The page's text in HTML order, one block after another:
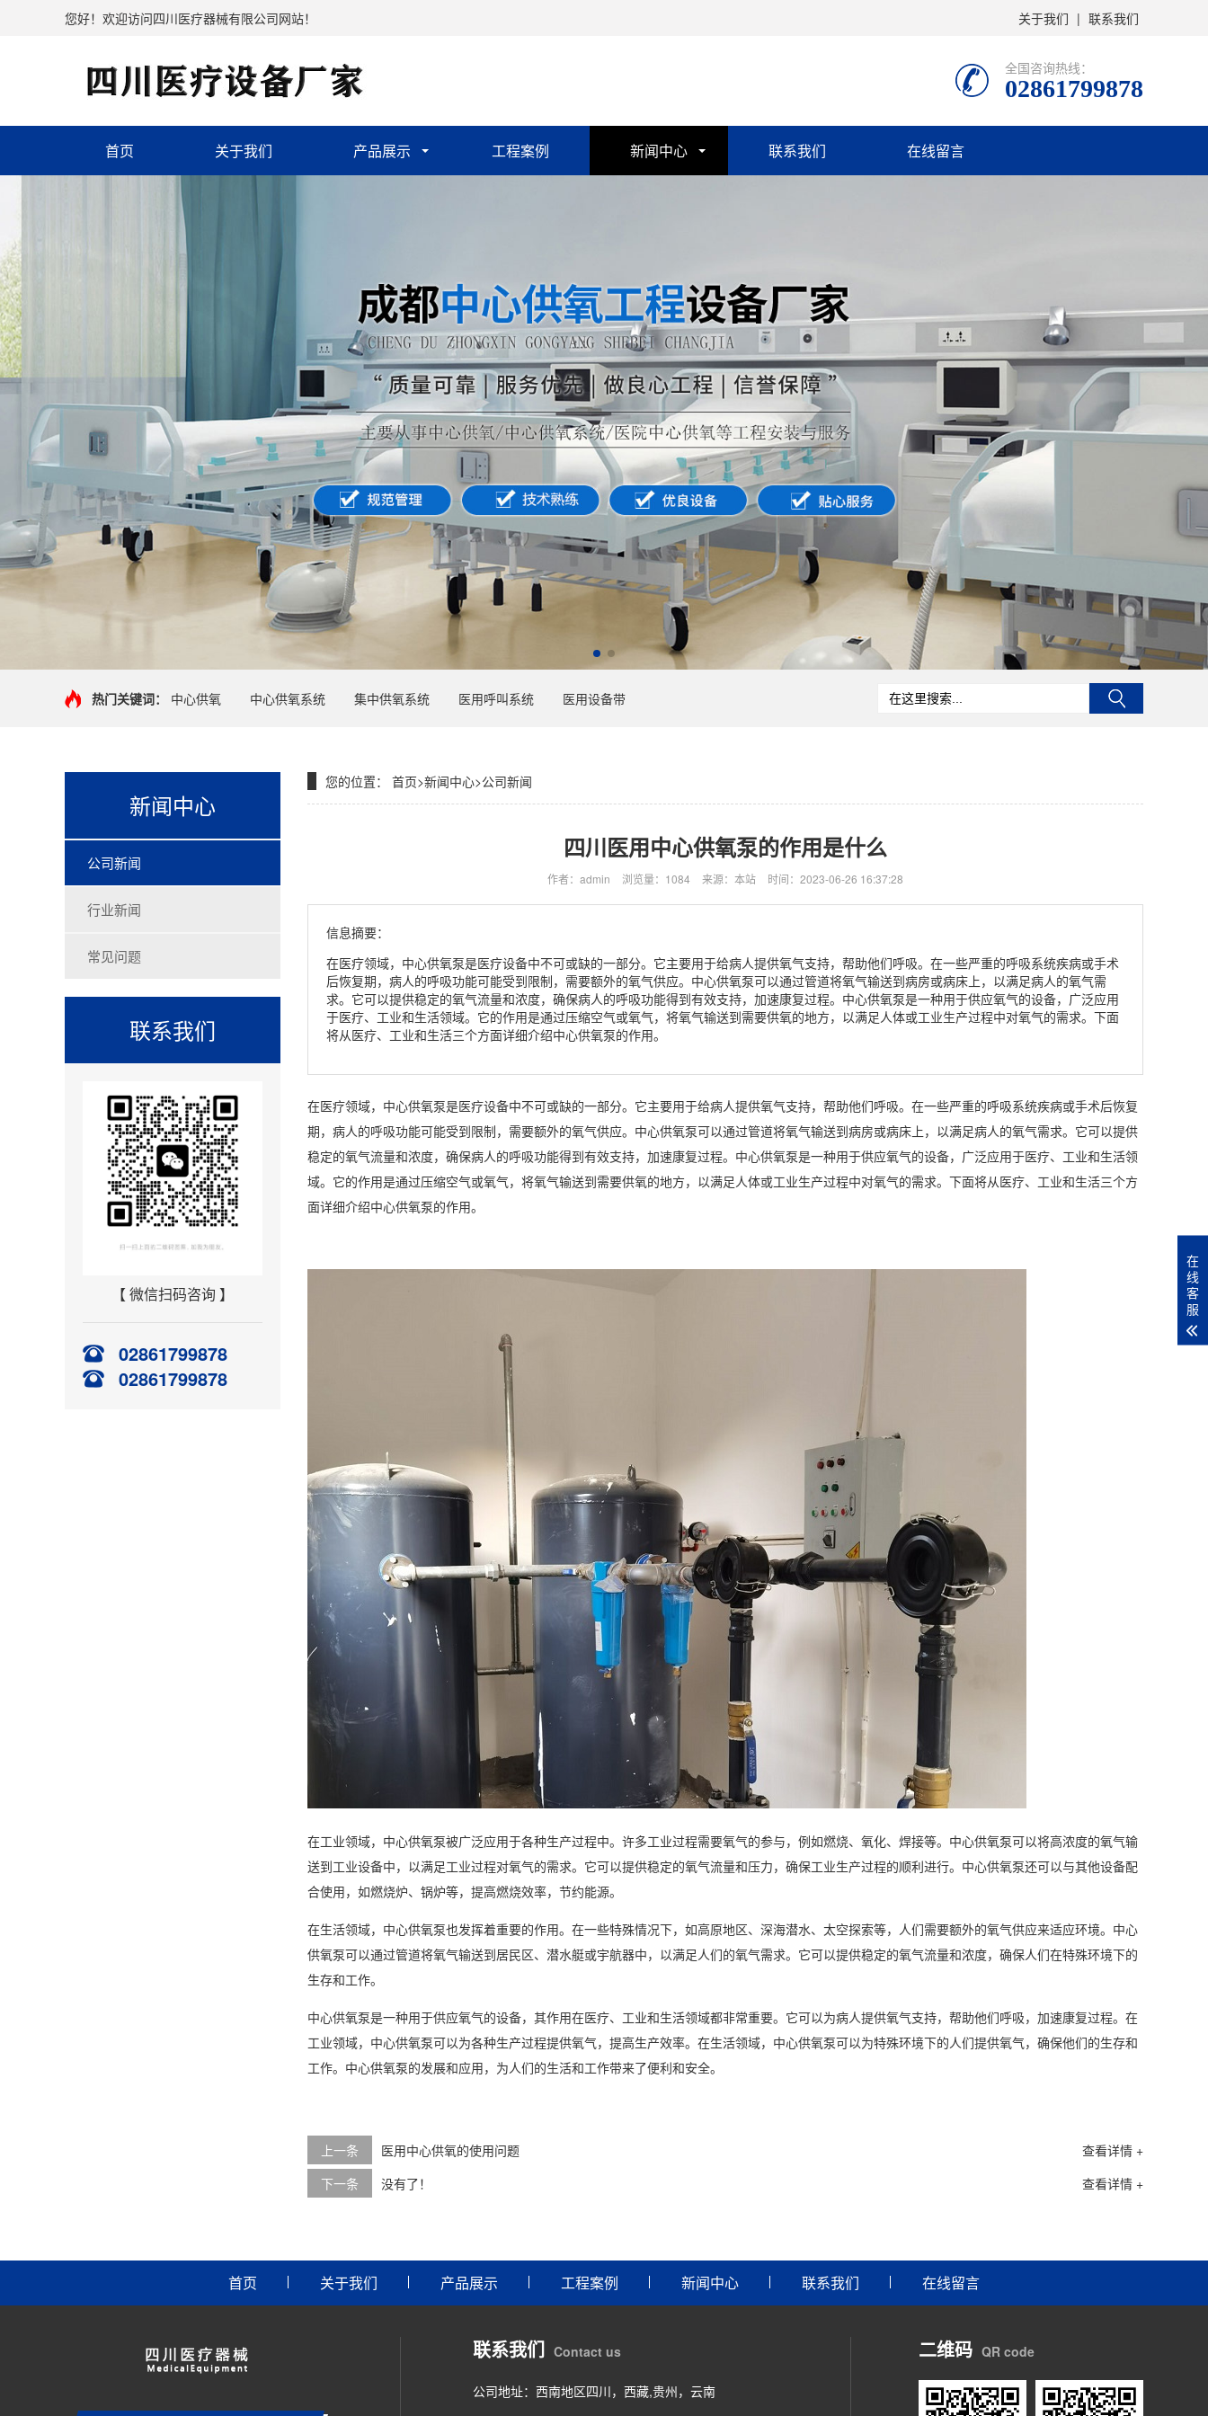
您好！欢迎访问四川医疗器械有限公司网站！ 关于我们 | 联系我们
全国咨询热线：
02861799878
首页 关于我们 产品展示 工程案例 新闻中心 联系我们 在线留言
热门关键词： 中心供氧 中心供氧系统 集中供氧系统 医用呼叫系统 医用设备带
新闻中心
公司新闻
行业新闻
常见问题
联系我们
【 微信扫码咨询 】
02861799878
02861799878
您的位置： 首页>新闻中心>公司新闻
四川医用中心供氧泵的作用是什么
作者：admin 浏览量：1084 来源：本站 时间：2023-06-26 16:37:28
信息摘要：
在医疗领域，中心供氧泵是医疗设备中不可或缺的一部分。它主要用于给病人提供氧气支持，帮助他们呼吸。在一些严重的呼吸系统疾病或手术
后恢复期，病人的呼吸功能可能受到限制，需要额外的氧气供应。中心供氧泵可以通过管道将氧气输送到病房或病床上，以满足病人的氧气需
求。它可以提供稳定的氧气流量和浓度，确保病人的呼吸功能得到有效支持，加速康复过程。中心供氧泵是一种用于供应氧气的设备，广泛应用
于医疗、工业和生活领域。它的作用是通过压缩空气或氧气，将氧气输送到需要供氧的地方，以满足人体或工业生产过程中对氧气的需求。下面
将从医疗、工业和生活三个方面详细介绍中心供氧泵的作用。
在医疗领域，中心供氧泵是医疗设备中不可或缺的一部分。它主要用于给病人提供氧气支持，帮助他们呼吸。在一些严重的呼吸系统疾病或手术后恢复
期，病人的呼吸功能可能受到限制，需要额外的氧气供应。中心供氧泵可以通过管道将氧气输送到病房或病床上，以满足病人的氧气需求。它可以提供
稳定的氧气流量和浓度，确保病人的呼吸功能得到有效支持，加速康复过程。 中心供氧泵是一种用于供应氧气的设备，广泛应用于医疗、工业和生活领
域。它的作用是通过压缩空气或氧气，将氧气输送到需要供氧的地方，以满足人体或工业生产过程中对氧气的需求。下面将从医疗、工业和生活三个方
面详细介绍中心供氧泵的作用。
在工业领域，中心供氧泵被广泛应用于各种生产过程中。许多工业过程需要氧气的参与，例如燃烧、氧化、焊接等。中心供氧泵可以将高浓度的氧气输
送到工业设备中，以满足工业过程对氧气的需求。它可以提供稳定的氧气流量和压力，确保工业生产过程的顺利进行。中心供氧泵还可以与其他设备配
合使用，如燃烧炉、锅炉等，提高燃烧效率，节约能源。
在生活领域，中心供氧泵也发挥着重要的作用。在一些特殊情况下，如高原地区、深海潜水、太空探索等，人们需要额外的氧气供应来适应环境。中心
供氧泵可以通过管道将氧气输送到居民区、潜水艇或宇航器中，以满足人们的氧气需求。它可以提供稳定的氧气流量和浓度，确保人们在特殊环境下的
生存和工作。
中心供氧泵是一种用于供应氧气的设备，其作用在医疗、工业和生活领域都非常重要。它可以为病人提供氧气支持，帮助他们呼吸，加速康复过程。在
工业领域，中心供氧泵可以为各种生产过程提供氧气，提高生产效率。在生活领域，中心供氧泵可以为特殊环境下的人们提供氧气，确保他们的生存和
工作。中心供氧泵的发展和应用，为人们的生活和工作带来了便利和安全。
上一条 查看详情 +
医用中心供氧的使用问题
下一条
查看详情 +
没有了！
首页 关于我们 产品展示 工程案例 新闻中心 联系我们 在线留言
联系我们 Contact us
公司地址：西南地区四川，西藏,贵州，云南
二维码 QR code
在
线
客
服